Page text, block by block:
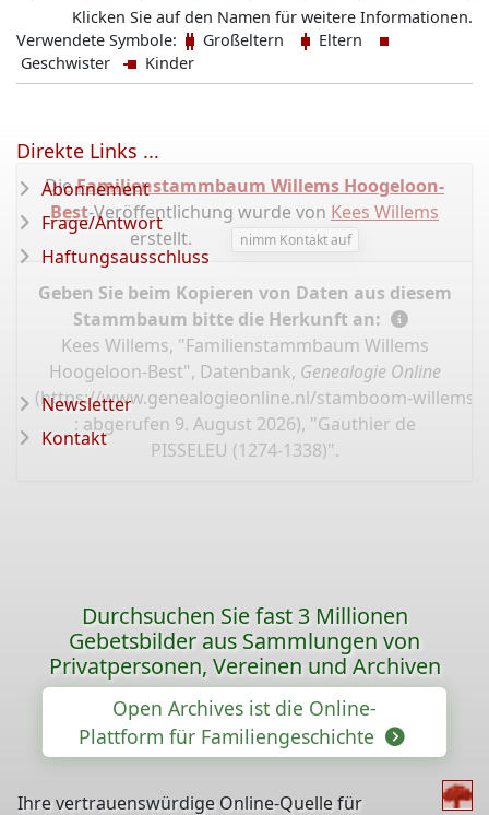
Klicken Sie auf den Namen für weitere Informationen.
Verwendete Symbole:
Großeltern
Eltern
Geschwister
Kinder
DieFamilienstammbaum Willems Hoogeloon-
Best-Veröffentlichung wurde von Kees Willems
erstellt.
nimm Kontakt auf
Geben Sie beim Kopieren von Daten aus diesem
Stammbaum bitte die Herkunft an:
Kees Willems, "Familienstammbaum Willems
Hoogeloon-Best", Datenbank, Genealogie Online
(https://www.genealogieonline.nl/stamboom-willems-
: abgerufen 9. August 2026), "Gauthier de
PISSELEU (1274-1338)".
Direkte Links ...
Abonnement
Frage/Antwort
Haftungsausschluss
Newsletter
Kontakt
Durchsuchen Sie fast 3 Millionen
Gebetsbilder aus Sammlungen von
Privatpersonen, Vereinen und Archiven
Open Archives ist die Online-
Plattform für Familiengeschichte
Ihre vertrauenswürdige Online-Quelle für